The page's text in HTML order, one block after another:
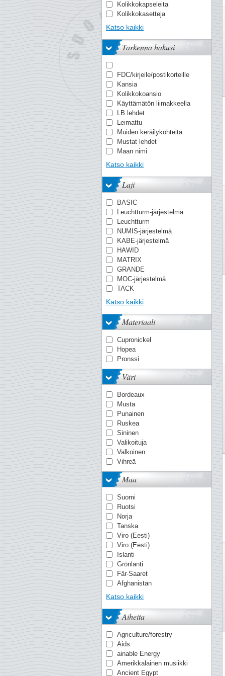
Kolikkokapseleita
Kolikkokasetteja
Kolikkokehyksiä
Kolikko-kirjeitä
Kolikkoluettelo
Kolikkolaatikoita
Lahjapakkauksia
Lehtisarja (sis. useita
vuosia
Lisälehdet (yksittäiset
vuodet
Maksimikortit
Mission-kilotavaraa
Pergamiinikuoria
Pienoisarkkkeja
Postikortin
Postimerkkejä/sarjoja
Postimerkkiluettelo
Postimerkkivihkoja
Postin sinetöimää
kilotavaraa
Prestige-vihkoja
Puhdistus
Vesileimanetsijä
Vuosikirjoja
Vuosilajitelmia
Yksittäisiä
postimerkkejä/sarj
Katso kaikki
Tarkenna hakusi
FDC/kirjeile/postikorteille
Kansia
Kolikkokoansio
Käyttämätön liimakkeella
LB lehdet
Leimattu
Muiden keräilykohteita
Mustat lehdet
Maan nimi
Neutraali lehtiä
Normal (ilman
suojataskuja)
Otsikko vaakuna
Postituore
Rengaskannet
Setelikansioita
SF (suojataskuilla)
Suojakotelo
Katso kaikki
Laji
BASIC
Leuchtturm-järjestelmä
Leuchtturm
NUMIS-järjestelmä
KABE-järjestelmä
HAWID
MATRIX
GRANDE
MOC-järjestelmä
TACK
PREMIUM
OPTIMA-järjestelmä
Quadrum
VARIO
KANZLEI-järjestelmä
ENCAP-lehtiä
COMFORT
Smart
LEDER
AFA
NVPH
LAPE
Battenberg
Edifil
FACIT
MICHEL
Stanley Gibbons
Yvert & Tellier
Katso kaikki
Materiaali
Cupronickel
Hopea
Pronssi
Väri
Bordeaux
Musta
Punainen
Ruskea
Sininen
Valikoituja
Valkoinen
Vihreä
Maa
Suomi
Ruotsi
Norja
Tanska
Viro (Eesti)
Viro (Eesti)
Islanti
Grönlanti
Fär-Saaret
Afghanistan
Ahvenanmaa
Ahvenanmaa
Alankomaiden Itä-Intia
Albania
Alderney
Algeria
Andorra - Espanjan
Andorra - Ranska
Angola
Katso kaikki
Aiheita
Agriculture/forestry
Aids
ainable Energy
Amerikkalainen musiikki
Ancient Egypt